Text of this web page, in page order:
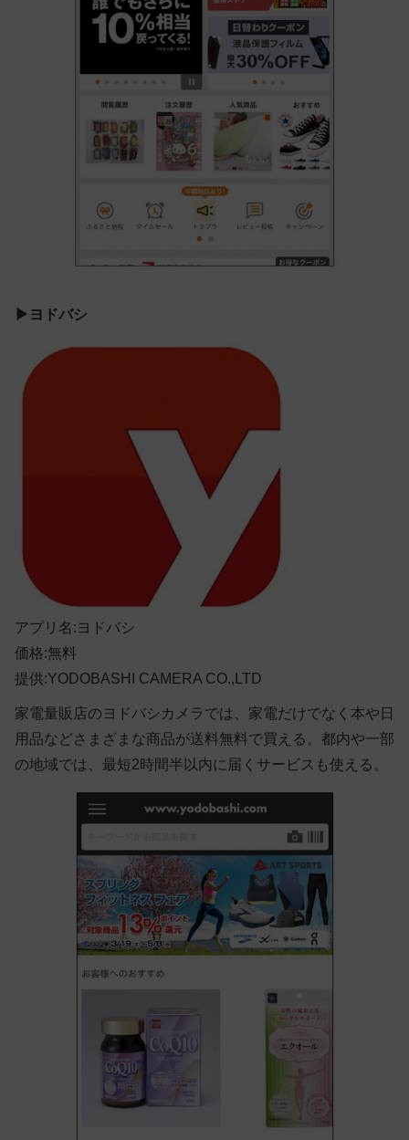
▶ヨドバシ
アプリ名:ヨドバシ
価格:無料
提供:YODOBASHI CAMERA CO.,LTD
家電量販店のヨドバシカメラでは、家電だけでなく本や日
用品などさまざまな商品が送料無料で買える。都内や一部
の地域では、最短2時間半以内に届くサービスも使える。